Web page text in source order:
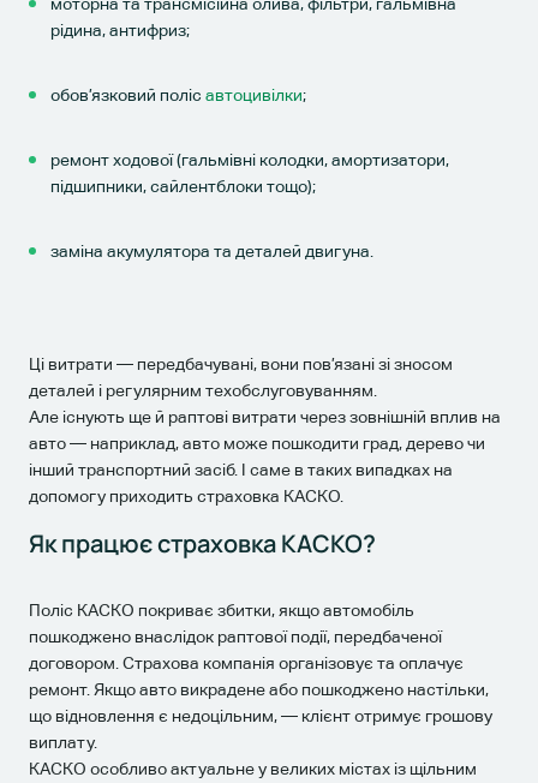
рідина, антифриз;
обов’язковий поліс автоцивілки;
ремонт ходової (гальмівні колодки, амортизатори,
підшипники, сайлентблоки тощо);
заміна акумулятора та деталей двигуна.
Ці витрати — передбачувані, вони пов’язані зі зносом
деталей і регулярним техобслуговуванням.
Але існують ще й раптові витрати через зовнішній вплив на
авто — наприклад, авто може пошкодити град, дерево чи
інший транспортний засіб. І саме в таких випадках на
допомогу приходить страховка КАСКО.
Як працює страховка КАСКО?
Поліс КАСКО покриває збитки, якщо автомобіль
пошкоджено внаслідок раптової події, передбаченої
договором. Страхова компанія організовує та оплачує
ремонт. Якщо авто викрадене або пошкоджено настільки,
що відновлення є недоцільним, — клієнт отримує грошову
виплату.
КАСКО особливо актуальне у великих містах із щільним